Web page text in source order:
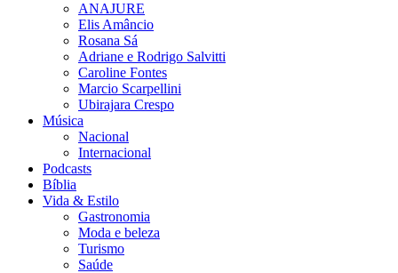
ANAJURE
Elis Amâncio
Rosana Sá
Adriane e Rodrigo Salvitti
Caroline Fontes
Marcio Scarpellini
Ubirajara Crespo
Música
Nacional
Internacional
Podcasts
Bíblia
Vida & Estilo
Gastronomia
Moda e beleza
Turismo
Saúde